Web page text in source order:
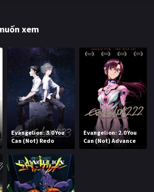
xem
Evangelion: 3.0 You
Can (Not) Redo
Evangelion: 2.0 You
Can (Not) Advance